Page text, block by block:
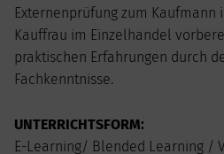
Externenprüfung zum Kaufmann
Kauffrau im Einzelhandel
praktischen Erfahrungen durch
Fachkenntnisse.
UNTERRICHTSFORM:
E-Learning/ Blended Learning /